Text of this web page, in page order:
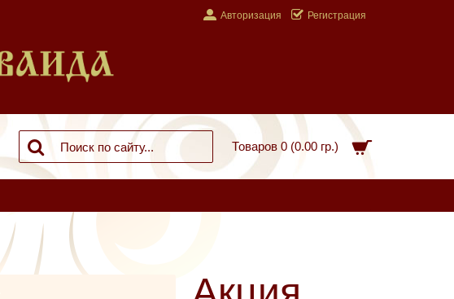
Авторизация Регистрация
Товаров 0 (0.00 гр.)